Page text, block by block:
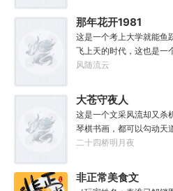
那年花开1981
这是一个考上大学就能鱼
飞上天的时代，这也是一
代；只不过李野刚刚来到
冲刺型选手会考不上？那
教导？”
风随流云
大苍守夜人
这是一个文采风流却又杀
琴棋书画，都可以勾动天
封万载凶谷，一滴墨可将
人毕生难以触摸的天花板
计，察人心，演绎兵法三
二十四桥明月夜
非正常美食文